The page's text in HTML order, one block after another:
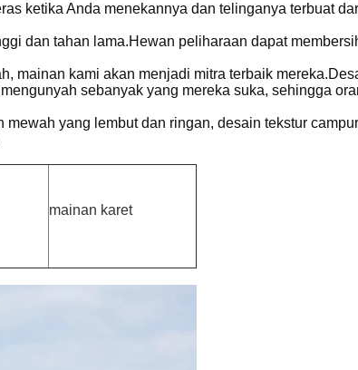
ketika Anda menekannya dan telinganya terbuat
dan tahan lama.Hewan peliharaan dapat
mainan kami akan menjadi mitra terbaik
sebanyak yang mereka suka, sehingga
yang lembut dan ringan, desain tekstur
mainan karet